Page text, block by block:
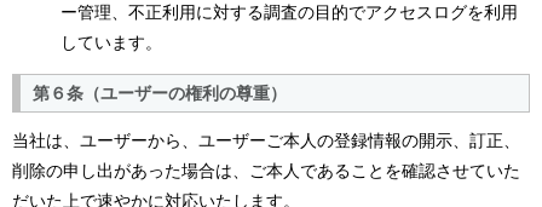
ー管理、不正利用に対する調査の目的でアクセスログを利用
しています。
第６条（ユーザーの権利の尊重）
当社は、ユーザーから、ユーザーご本人の登録情報の開示、訂正、
削除の申し出があった場合は、ご本人であることを確認させていた
だいた上で速やかに対応いたします。